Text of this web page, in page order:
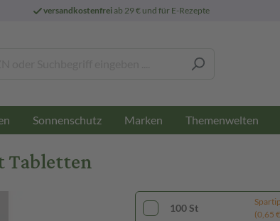
versandkostenfreiab 29 € und für E-Rezepte
Sonnenschutz Marken Themenwelten
Tabletten
100 St
(0,65